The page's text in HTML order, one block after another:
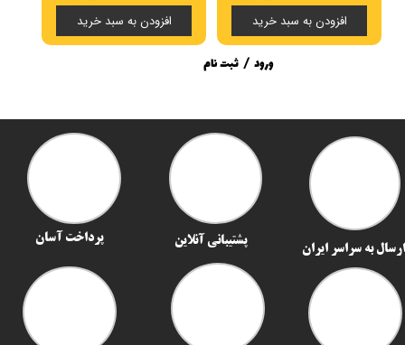
افزودن به سبد خرید افزودن به سبد خرید
ورود / ثبت نام
ارسال به سراسر ایران​​​​​​​
پشتیبانی آنلاین پرداخت آسان